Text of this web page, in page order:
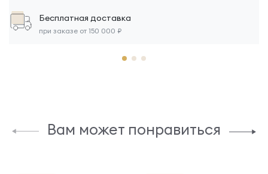
Бесплатная доставка
при заказе от 150 000 ₽
Вам может понравиться